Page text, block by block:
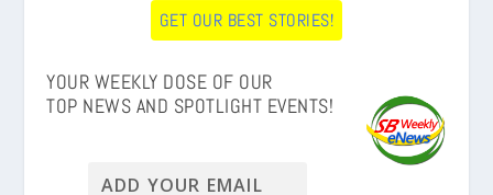
GET OUR BEST STORIES!
YOUR WEEKLY DOSE OF OUR
TOP NEWS AND SPOTLIGHT EVENTS!